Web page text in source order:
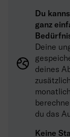
Du
ganz
Deine
deines
du das
Keine